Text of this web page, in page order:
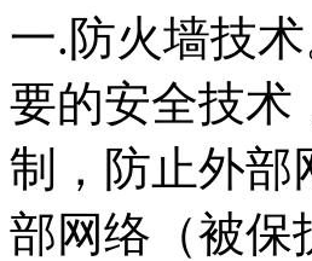
一.防火墙技
要的安全技术
制，防止外部
部网络（被保